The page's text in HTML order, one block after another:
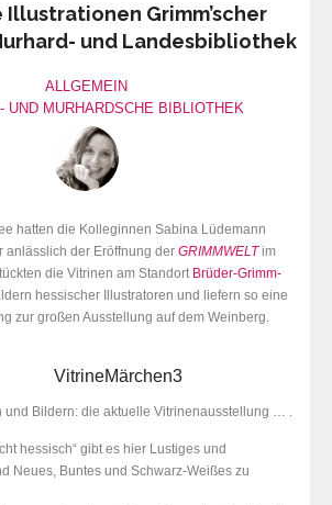
Illustrationen Grimm’scher
und Landesbibliothek
ALLGEMEIN
UND MURHARDSCHE BIBLIOTHEK
hatten die Kolleginnen Sabina Lüdemann
anlässlich der Eröffnung der GRIMMWELTim
die Vitrinen am Standort Brüder-Grimm-
hessischer Illustratoren und liefern so eine
zur großen Ausstellung auf dem Weinberg.
und Bildern: die aktuelle Vitrinenausstellung … .
hessisch“ gibt es hier Lustiges und
Neues, Buntes und Schwarz-Weißes zu